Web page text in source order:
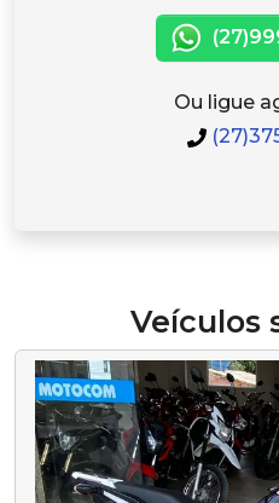
Ou ligue
Veículos